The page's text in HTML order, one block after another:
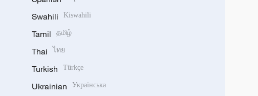
Swahili Kiswahili
Tamil தமிழ்
Thai ไทย
Turkish Türkçe
Ukrainian Українська